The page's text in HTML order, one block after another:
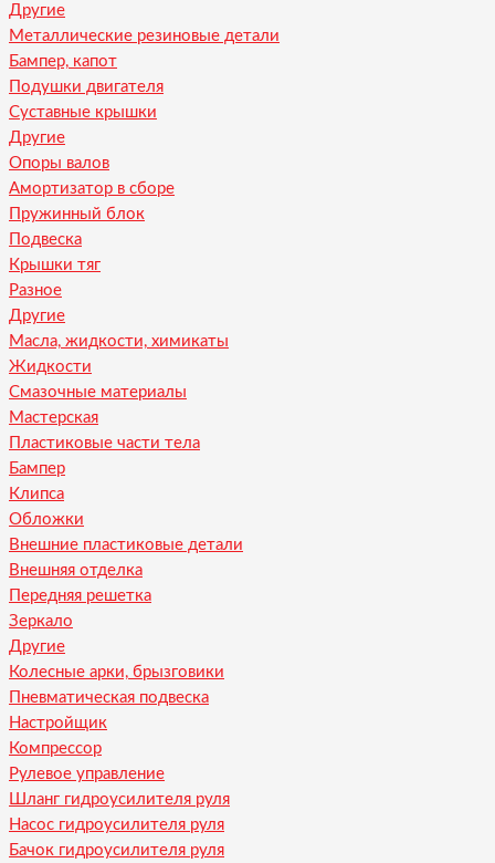
Другие
Металлические резиновые детали
Бампер, капот
Подушки двигателя
Суставные крышки
Другие
Опоры валов
Амортизатор в сборе
Пружинный блок
Подвеска
Крышки тяг
Разное
Другие
Масла, жидкости, химикаты
Жидкости
Смазочные материалы
Мастерская
Пластиковые части тела
Бампер
Клипса
Обложки
Внешние пластиковые детали
Внешняя отделка
Передняя решетка
Зеркало
Другие
Колесные арки, брызговики
Пневматическая подвеска
Настройщик
Компрессор
Рулевое управление
Шланг гидроусилителя руля
Насос гидроусилителя руля
Бачок гидроусилителя руля